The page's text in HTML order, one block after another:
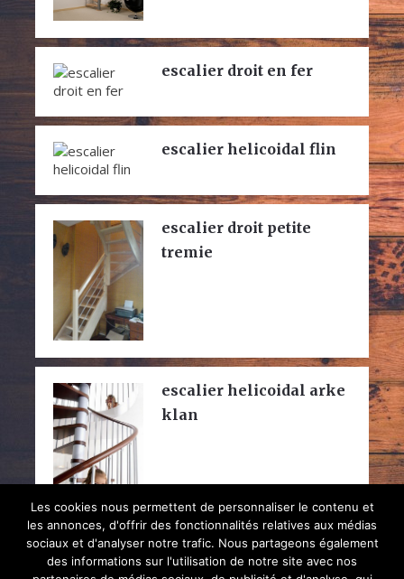
escalier droit en fer
escalier helicoidal flin
escalier droit petite
tremie
escalier helicoidal arke
klan
Les cookies nous permettent de personnaliser le contenu et
les annonces, d'offrir des fonctionnalités relatives aux médias
sociaux et d'analyser notre trafic. Nous partageons également
des informations sur l'utilisation de notre site avec nos